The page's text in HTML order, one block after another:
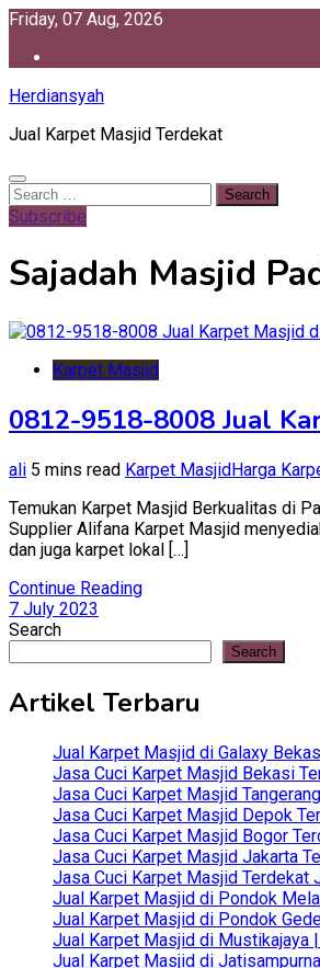
Skip
content
Friday, 07 Aug, 2026
Herdiansyah
Jual Karpet Masjid Terdekat
Search
for:
Subscribe
Sajadah Masjid
Karpet Masjid
0812-9518-8008 Jual
ali 5 mins read Karpet MasjidHarga
Temukan Karpet Masjid Berkualitas di
Supplier Alifana Karpet Masjid
dan juga karpet lokal […]
Continue Reading
7 July 2023
Search
Search
Artikel Terbaru
Jual Karpet Masjid di Galaxy
Jasa Cuci Karpet Masjid Bekasi
Jasa Cuci Karpet Masjid
Jasa Cuci Karpet Masjid Depok
Jasa Cuci Karpet Masjid Bogor
Jasa Cuci Karpet Masjid Jakarta
Jasa Cuci Karpet Masjid
Jual Karpet Masjid di Pondok
Jual Karpet Masjid di Pondok
Jual Karpet Masjid di Mustikajaya
Jual Karpet Masjid di